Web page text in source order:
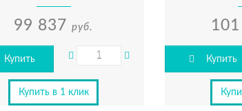
99 837руб.
Купить
Купить в 1 клик
Купить